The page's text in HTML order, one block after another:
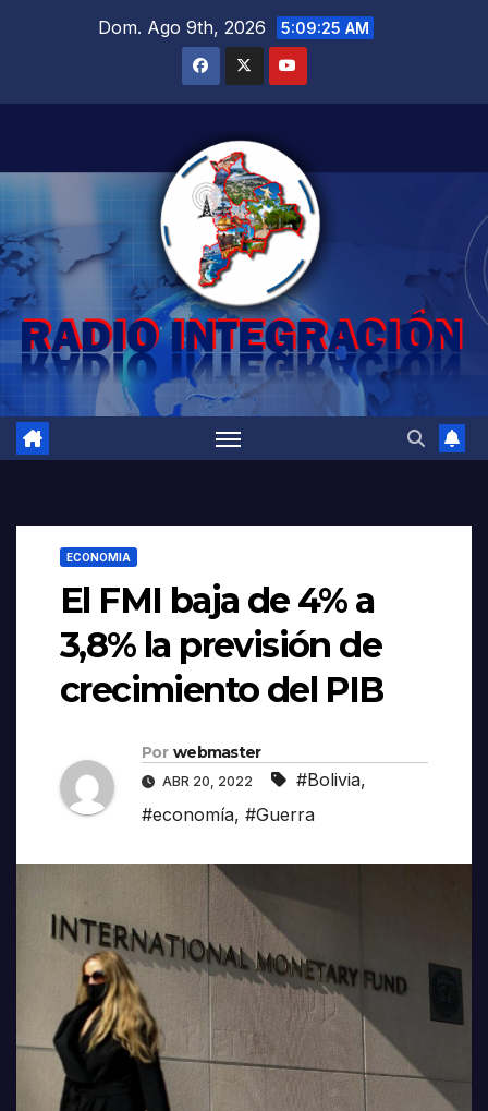
Dom. Ago 9th, 2026 5:09:27 AM
ECONOMIA
El FMI baja de 4% a
3,8% la previsión de
crecimiento del PIB
Por webmaster
ABR 20, 2022 #Bolivia,
#economía, #Guerra